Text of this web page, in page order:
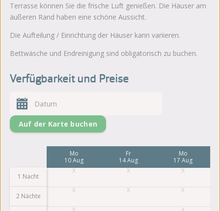
Terrasse können Sie die frische Luft genießen. Die Häuser am
äußeren Rand haben eine schöne Aussicht.
Die Aufteilung / Einrichtung der Häuser kann variieren.
Bettwäsche und Endreinigung sind obligatorisch zu buchen.
Verfügbarkeit und Preise
Auf der Karte buchen
1 Nacht
2 Nächte
Mo
10 Aug
Fr
14 Aug
Mo
17 Aug